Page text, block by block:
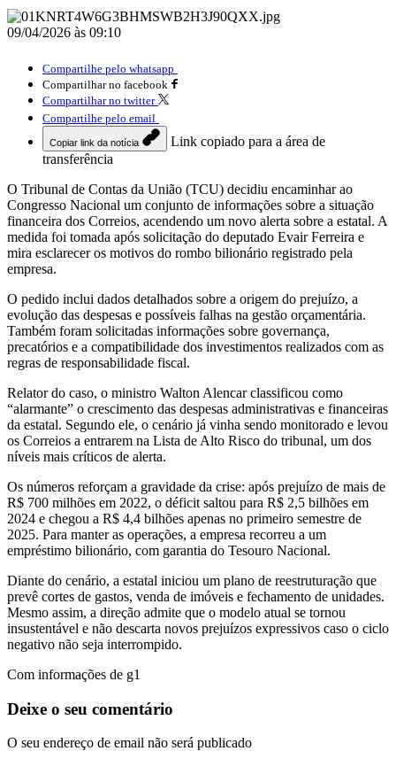
09/04/2026 às 09:10
Compartilhe pelo whatsapp
Compartilhar no facebook
Compartilhar no twitter
Compartilhe pelo email
Copiar link da notícia
Link copiado para a área de
transferência
O Tribunal de Contas da União (TCU) decidiu encaminhar ao
Congresso Nacional um conjunto de informações sobre a situação
financeira dos Correios, acendendo um novo alerta sobre a estatal. A
medida foi tomada após solicitação do deputado Evair Ferreira e
mira esclarecer os motivos do rombo bilionário registrado pela
empresa.
O pedido inclui dados detalhados sobre a origem do prejuízo, a
evolução das despesas e possíveis falhas na gestão orçamentária.
Também foram solicitadas informações sobre governança,
precatórios e a compatibilidade dos investimentos realizados com as
regras de responsabilidade fiscal.
Relator do caso, o ministro Walton Alencar classificou como
“alarmante” o crescimento das despesas administrativas e financeiras
da estatal. Segundo ele, o cenário já vinha sendo monitorado e levou
os Correios a entrarem na Lista de Alto Risco do tribunal, um dos
níveis mais críticos de alerta.
Os números reforçam a gravidade da crise: após prejuízo de mais de
R$ 700 milhões em 2022, o déficit saltou para R$ 2,5 bilhões em
2024 e chegou a R$ 4,4 bilhões apenas no primeiro semestre de
2025. Para manter as operações, a empresa recorreu a um
empréstimo bilionário, com garantia do Tesouro Nacional.
Diante do cenário, a estatal iniciou um plano de reestruturação que
prevê cortes de gastos, venda de imóveis e fechamento de unidades.
Mesmo assim, a direção admite que o modelo atual se tornou
insustentável e não descarta novos prejuízos expressivos caso o ciclo
negativo não seja interrompido.
Com informações de g1
Deixe o seu comentário
O seu endereço de email não será publicado